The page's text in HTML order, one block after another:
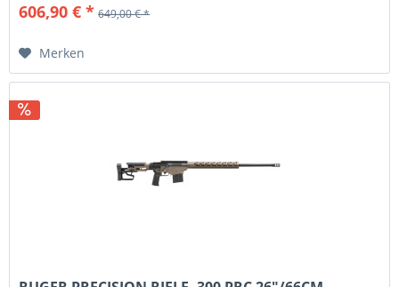
606,90 € * 649,00 € *
Merken